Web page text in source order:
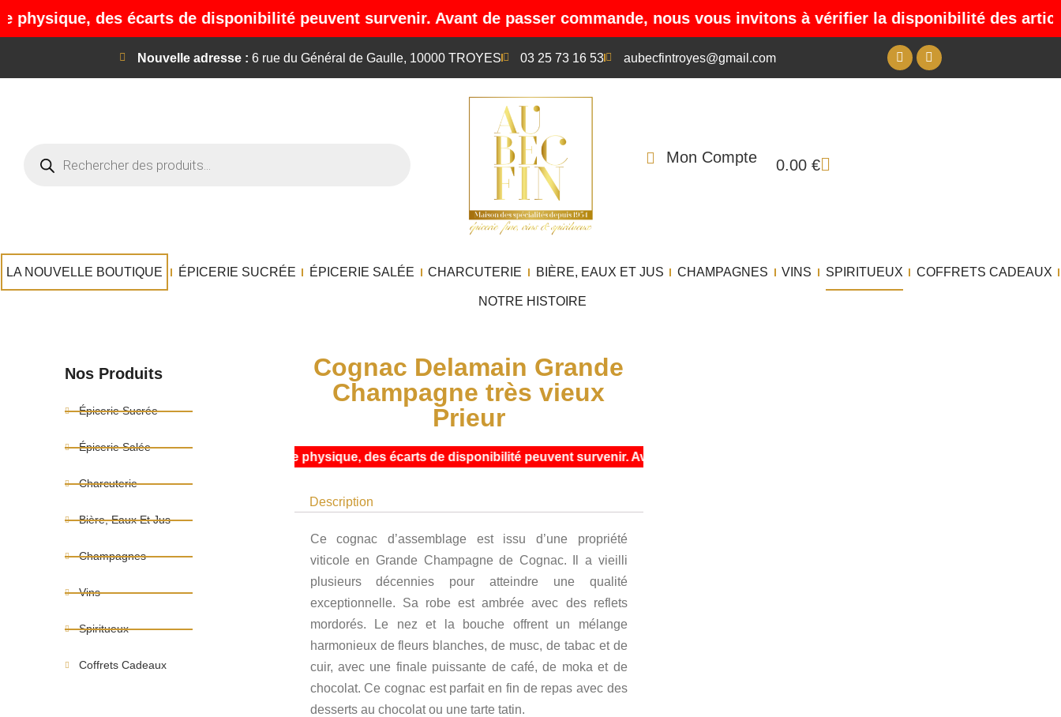
des écarts de disponibilité peuvent survenir. Avant de passer commande, nous vous invitons à vérifier la disponibilité des articles
Nouvelle adresse : 6 rue du Général de Gaulle, 10000 TROYES 03 25 73 16 53 aubecfintroyes@gmail.com
Mon Compte 0.00€
LA NOUVELLE BOUTIQUE ÉPICERIE SUCRÉE ÉPICERIE SALÉE CHARCUTERIE BIÈRE, EAUX ET JUS CHAMPAGNES VINS SPIRITUEUX COFFRETS CADEAUX
NOTRE HISTOIRE
Nos Produits
Épicerie Sucrée
Épicerie Salée
Charcuterie
Bière, Eaux Et Jus
Champagnes
Vins
Spiritueux
Coffrets Cadeaux
Cognac Delamain Grande
Champagne très vieux
Prieur
stock web étant partagé avec notre boutique physique, des écarts de disponibilité peuvent survenir. Avant de passer commande, nous vous invitons à vérifier la disponibilité
Description
Ce cognac d’assemblage est issu d’une propriété
viticole en Grande Champagne de Cognac. Il a vieilli
plusieurs décennies pour atteindre une qualité
exceptionnelle. Sa robe est ambrée avec des reflets
mordorés. Le nez et la bouche offrent un mélange
harmonieux de fleurs blanches, de musc, de tabac et de
cuir, avec une finale puissante de café, de moka et de
chocolat. Ce cognac est parfait en fin de repas avec des
desserts au chocolat ou une tarte tatin.